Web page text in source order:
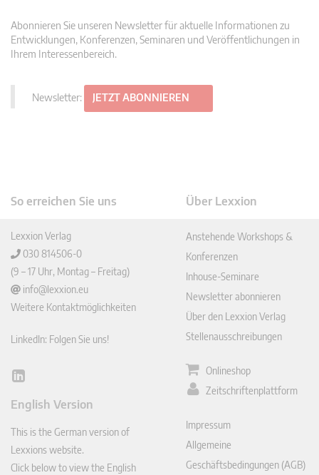
Abonnieren Sie unseren Newsletter für aktuelle Informationen zu
Entwicklungen, Konferenzen, Seminaren und Veröffentlichungen in
Ihrem Interessenbereich.
Newsletter: JETZT ABONNIEREN
So erreichen Sie uns
Lexxion Verlag
030 814506-0
(9 – 17 Uhr, Montag – Freitag)
info@lexxion.eu
Weitere Kontaktmöglichkeiten
LinkedIn: Folgen Sie uns!
Lin
In
English Version
This is the German version of
Lexxions website.
Click below to view the English
Über Lexxion
Anstehende Workshops &
Konferenzen
Inhouse-Seminare
Newsletter abonnieren
Über den Lexxion Verlag
Stellenausschreibungen
Onlineshop
Zeitschriftenplattform
Impressum
Allgemeine
Geschäftsbedingungen (AGB)